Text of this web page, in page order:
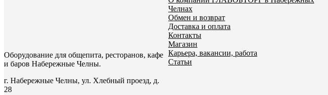
Оборудование для общепита, ресторанов, кафе
и баров Набережные Челны.
г. Набережные Челны, ул. Хлебный проезд, д.
28
Челнах
Обмен и возврат
Доставка и оплата
Контакты
Магазин
Карьера, вакансии, работа
Статьи